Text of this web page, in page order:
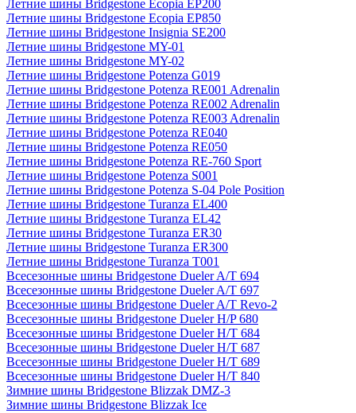
Летние шины Bridgestone Ecopia EP200
Летние шины Bridgestone Ecopia EP850
Летние шины Bridgestone Insignia SE200
Летние шины Bridgestone MY-01
Летние шины Bridgestone MY-02
Летние шины Bridgestone Potenza G019
Летние шины Bridgestone Potenza RE001 Adrenalin
Летние шины Bridgestone Potenza RE002 Adrenalin
Летние шины Bridgestone Potenza RE003 Adrenalin
Летние шины Bridgestone Potenza RE040
Летние шины Bridgestone Potenza RE050
Летние шины Bridgestone Potenza RE-760 Sport
Летние шины Bridgestone Potenza S001
Летние шины Bridgestone Potenza S-04 Pole Position
Летние шины Bridgestone Turanza EL400
Летние шины Bridgestone Turanza EL42
Летние шины Bridgestone Turanza ER30
Летние шины Bridgestone Turanza ER300
Летние шины Bridgestone Turanza T001
Всесезонные шины Bridgestone Dueler A/T 694
Всесезонные шины Bridgestone Dueler A/T 697
Всесезонные шины Bridgestone Dueler A/T Revo-2
Всесезонные шины Bridgestone Dueler H/P 680
Всесезонные шины Bridgestone Dueler H/T 684
Всесезонные шины Bridgestone Dueler H/T 687
Всесезонные шины Bridgestone Dueler H/T 689
Всесезонные шины Bridgestone Dueler H/T 840
Зимние шины Bridgestone Blizzak DMZ-3
Зимние шины Bridgestone Blizzak Ice